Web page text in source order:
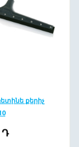
քերիչ
Դ